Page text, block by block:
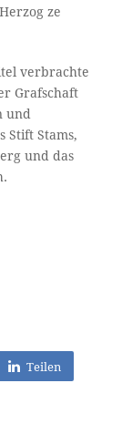
ze
verbrachte
Grafschaft
und
Stift Stams,
und das
Teilen